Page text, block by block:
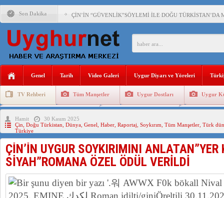
Son Dakika ÇİN’İN “GÜVENLİK”SÖYLEMİ İLE DOĞU TÜRKİSTAN’DA
PAKİSTAN,AFGANİSTAN’DA YAŞAYAN UYGURLARA
ANAHTAR PARTİ GENEL BAŞKANI AĞIRALİOĞLU :
ÇİN’İN DOĞU TÜRKİSTAN’DAKİ UYGULAMALARI
150 YILDIR KAYNAYAN YARAMIZ : ÇİN İŞGALİNDEKİ
ÇİN’İN UYGUR POLİTİKALARINI ÖVEN DİYANET
MHP’DEN URUMÇİ KATLİAMI MESAJİ : 05.07.2009
Genel Tarih Video Galeri Uygur Diyarı ve Yöreleri
TV Rehberi Tüm Manşetler Uygur Dostları Uygur
Uygurlarda Düğün ve Cenaze
Hamit
30 Kasım 2025
Çin Doğu Türkistan Dünya Genel Haber Raportaj Soykırım Tüm Manşetler Türk
Türkiye
ÇİN’İN UYGUR SOYKIRIMINI
SİYAH”ROMANA ÖZEL ÖDÜL VERİLDİ